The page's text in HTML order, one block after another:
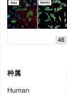
46
种属
Human